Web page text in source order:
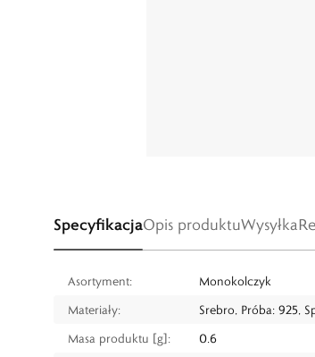
SpecyfikacjaOpis produktuWysyłka
Asortyment:
Monokolczyk
Materiały:
Srebro, Próba: 925,
Masa produktu [g]:
0.6